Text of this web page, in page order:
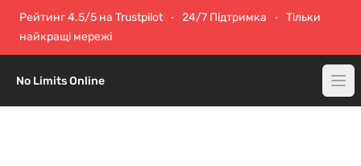
Рейтинг 4.5/5 на Trustpilot 24/7 Підтримка
Тільки
найкращі мережі
No Limits Online